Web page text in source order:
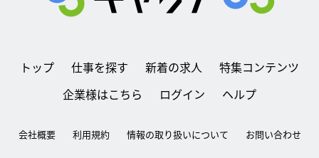
トップ 仕事を探す 新着の求人
特集コンテンツ
企業様はこちら
ログイン ヘルプ
会社概要 利用規約 情報の取り扱いについて お問い合わせ